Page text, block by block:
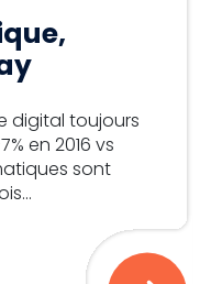
digital toujours
en 2016 vs
sont